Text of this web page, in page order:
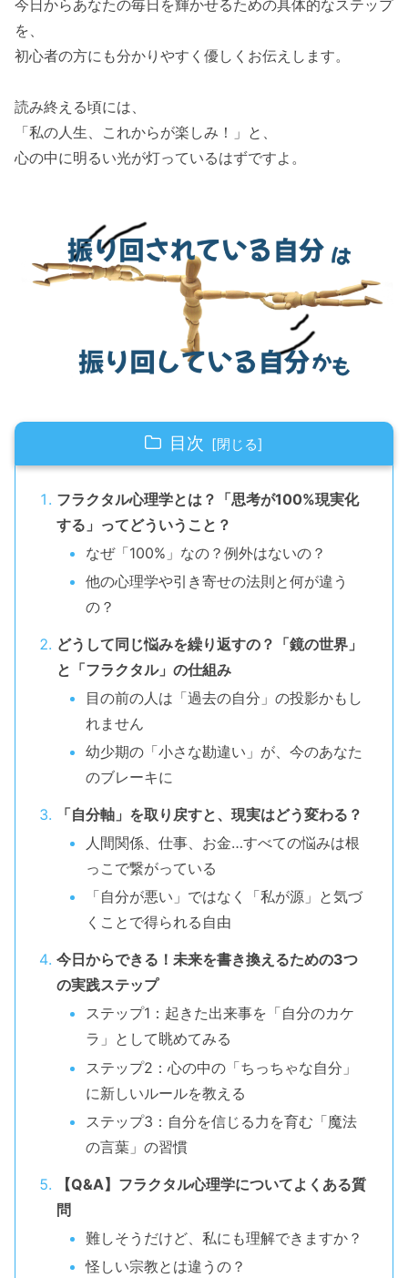
今日からあなたの毎日を輝かせるための具体的なステップ
を、
初心者の方にも分かりやすく優しくお伝えします。
読み終える頃には、
「私の人生、これからが楽しみ！」と、
心の中に明るい光が灯っているはずですよ。
目次
フラクタル心理学とは？「思考が100%現実化
する」ってどういうこと？
なぜ「100%」なの？例外はないの？
他の心理学や引き寄せの法則と何が違う
の？
どうして同じ悩みを繰り返すの？「鏡の世界」
と「フラクタル」の仕組み
目の前の人は「過去の自分」の投影かもし
れません
幼少期の「小さな勘違い」が、今のあなた
のブレーキに
「自分軸」を取り戻すと、現実はどう変わる？
人間関係、仕事、お金…すべての悩みは根
っこで繋がっている
「自分が悪い」ではなく「私が源」と気づ
くことで得られる自由
今日からできる！未来を書き換えるための3つ
の実践ステップ
ステップ1：起きた出来事を「自分のカケ
ラ」として眺めてみる
ステップ2：心の中の「ちっちゃな自分」
に新しいルールを教える
ステップ3：自分を信じる力を育む「魔法
の言葉」の習慣
【Q&A】フラクタル心理学についてよくある質
問
難しそうだけど、私にも理解できますか？
怪しい宗教とは違うの？